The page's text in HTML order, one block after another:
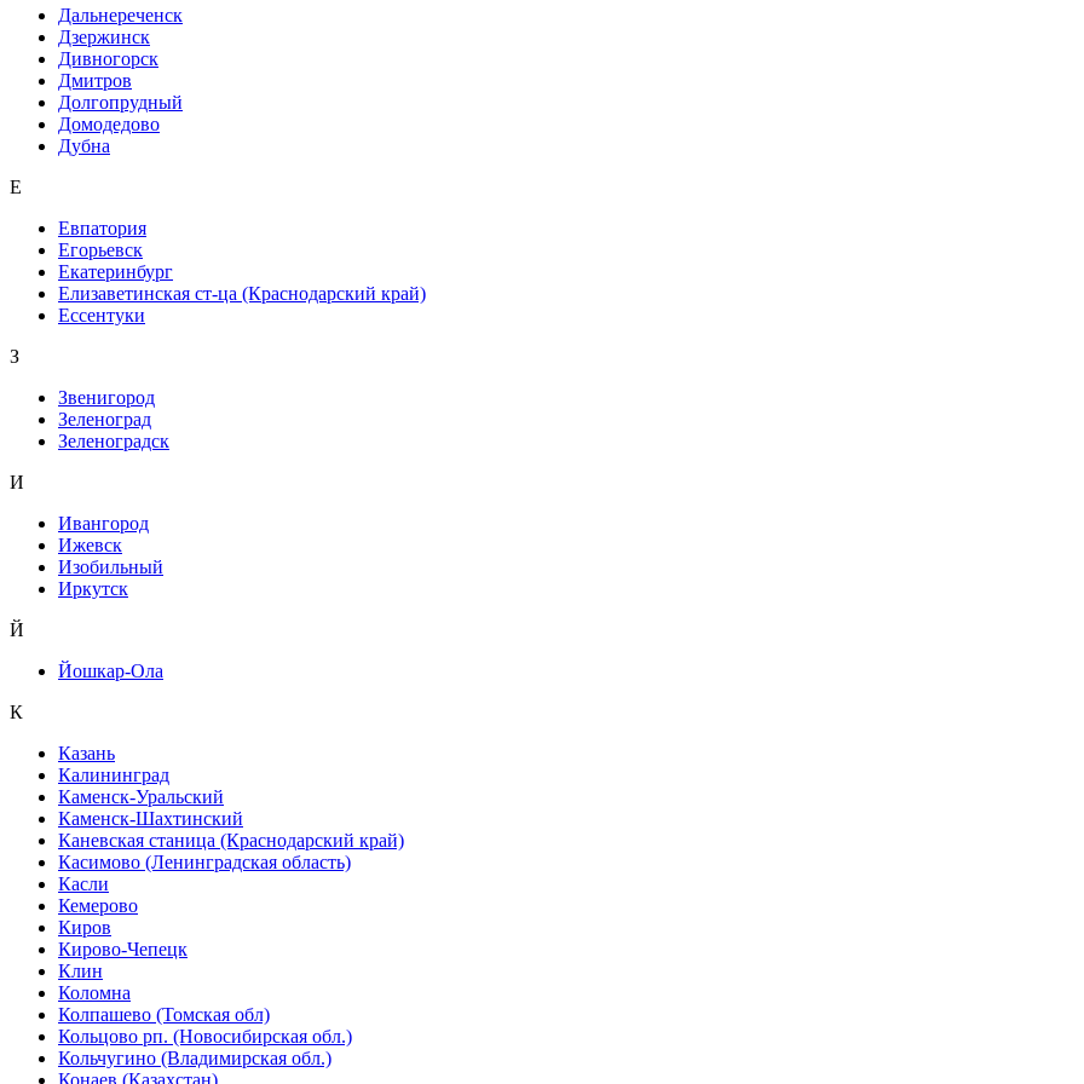
Дальнереченск
Дзержинск
Дивногорск
Дмитров
Долгопрудный
Домодедово
Дубна
Е
Евпатория
Егорьевск
Екатеринбург
Елизаветинская ст-ца (Краснодарский край)
Ессентуки
З
Звенигород
Зеленоград
Зеленоградск
И
Ивангород
Ижевск
Изобильный
Иркутск
Й
Йошкар-Ола
К
Казань
Калининград
Каменск-Уральский
Каменск-Шахтинский
Каневская станица (Краснодарский край)
Касимово (Ленинградская область)
Касли
Кемерово
Киров
Кирово-Чепецк
Клин
Коломна
Колпашево (Томская обл)
Кольцово рп. (Новосибирская обл.)
Кольчугино (Владимирская обл.)
Конаев (Казахстан)